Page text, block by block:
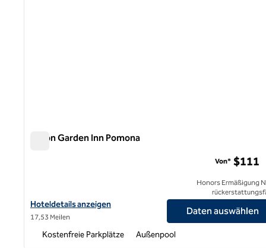
Hilton Garden Inn Pomona
Hoteldetails für das Hilton Garden Inn Pomona anzeigen
Hoteldetails anzeigen
17,53 Meilen
Von* $111
Honors Ermäßigung
Daten auswählen
Kostenfreie Parkplätze Außenpool